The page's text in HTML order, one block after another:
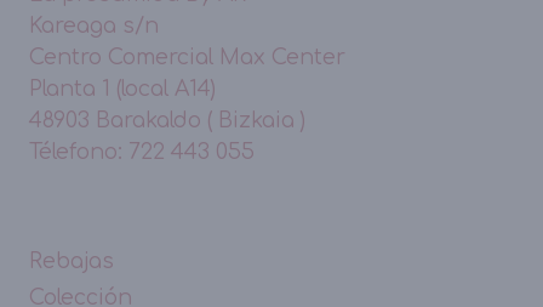
Kareaga s/n
Centro Comercial Max Center
Planta 1 (local A14)
48903 Barakaldo ( Bizkaia )
Télefono: 722 443 055
Rebajas
Colección